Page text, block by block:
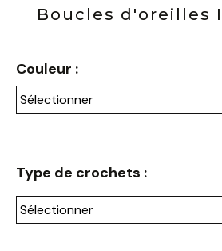
Boucles d'oreilles
Couleur :
Type de crochets :